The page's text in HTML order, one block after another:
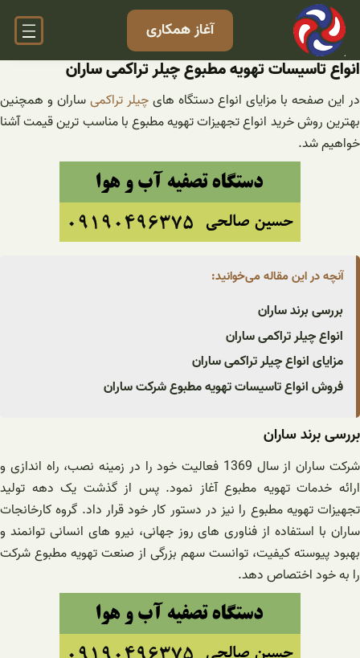
رفتن
محتوا
آغاز همکاری
انواع تاسیسات تهویه مطبوع چیلر تراکمی ساران
در این صفحه با مزایای انواع دستگاه هایچیلر تراکمیساران و همچنین
بهترین روش خرید انواع تجهیزات تهویه مطبوع با مناسب ترین قیمت آشنا
خواهیم شد.
آنچه در این مقاله می‌خوانید:
بررسی برند ساران
انواع چیلر تراکمی ساران
مزایای انواع چیلر تراکمی ساران
فروش انواع تاسیسات تهویه مطبوع شرکت ساران
بررسی برند ساران
شرکت ساران از سال 1369 فعالیت خود را در زمینه نصب، راه اندازی و
ارائه خدمات تهویه مطبوع آغاز نمود. پس از گذشت یک دهه تولید
تجهیزات تهویه مطبوع را نیز در دستور کار خود قرار داد. گروه کارخانجات
ساران با استفاده از فناوری های روز جهانی، نیرو های انسانی توانمند و
بهبود پیوسته کیفیت، توانست سهم بزرگی از صنعت تهویه مطبوع شرکت
را به خود اختصاص دهد.